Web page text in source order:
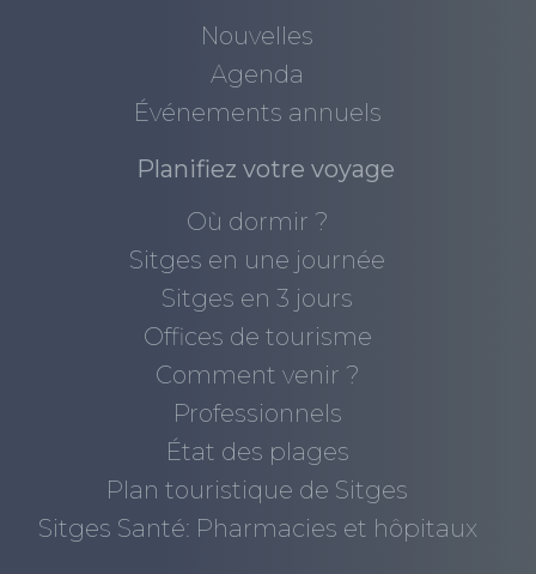
Nouvelles
Agenda
Événements annuels
Planifiez votre voyage
Où dormir ?
Sitges en une journée
Sitges en 3 jours
Offices de tourisme
Comment venir ?
Professionnels
État des plages
Plan touristique de Sitges
Sitges Santé: Pharmacies et hôpitaux